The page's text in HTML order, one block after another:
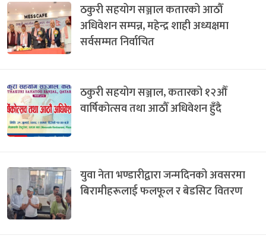
ठकुरी सहयोग सञ्जाल कतारको आठौँ
अधिवेशन सम्पन्न, महेन्द्र शाही अध्यक्षमा
सर्वसम्मत निर्वाचित
ठकुरी सहयोग सञ्जाल, कतारको १२औँ
वार्षिकोत्सव तथा आठौँ अधिवेशन हुँदै
युवा नेता भण्डारीद्वारा जन्मदिनको अवसरमा
बिरामीहरूलाई फलफूल र बेडसिट वितरण